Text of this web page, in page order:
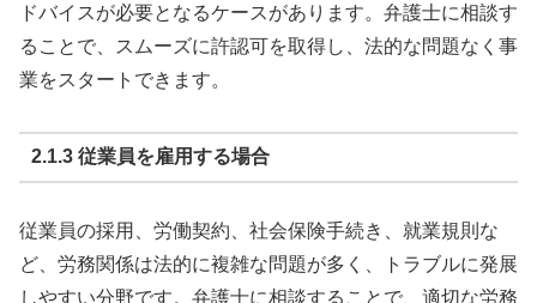
ドバイスが必要となるケースがあります。弁護士に相談す
ることで、スムーズに許認可を取得し、法的な問題なく事
業をスタートできます。
2.1.3 従業員を雇用する場合
従業員の採用、労働契約、社会保険手続き、就業規則な
ど、労務関係は法的に複雑な問題が多く、トラブルに発展
しやすい分野です。弁護士に相談することで、適切な労務